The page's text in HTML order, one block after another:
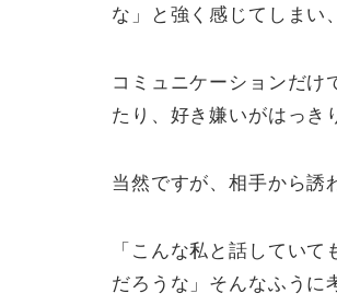
な」と強く感じてしまい
コミュニケーションだけ
たり、好き嫌いがはっき
当然ですが、相手から誘
「こんな私と話してい
だろうな」そんなふうに